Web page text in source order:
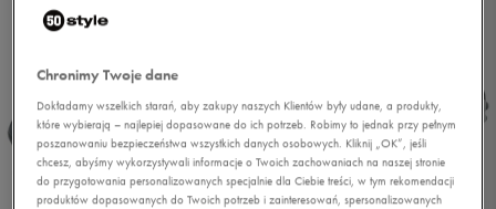
Chronimy Twoje dane
Dokładamy wszelkich starań, aby zakupy naszych Klientów były udane, a produkty,
które wybierają – najlepiej dopasowane do ich potrzeb. Robimy to jednak przy pełnym
poszanowaniu bezpieczeństwa wszystkich danych osobowych. Kliknij „OK”, jeśli
chcesz, abyśmy wykorzystywali informacje o Twoich zachowaniach na naszej stronie
do przygotowania personalizowanych specjalnie dla Ciebie treści, w tym rekomendacji
produktów dopasowanych do Twoich potrzeb i zainteresowań, spersonalizowanych